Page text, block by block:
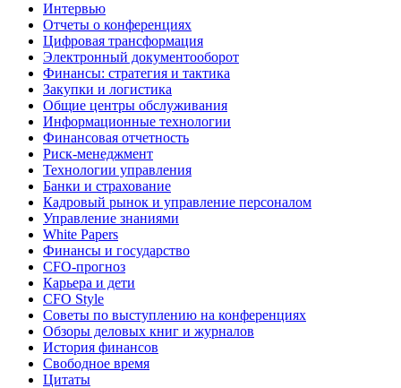
Интервью
Отчеты о конференциях
Цифровая трансформация
Электронный документооборот
Финансы: стратегия и тактика
Закупки и логистика
Общие центры обслуживания
Информационные технологии
Финансовая отчетность
Риск-менеджмент
Технологии управления
Банки и страхование
Кадровый рынок и управление персоналом
Управление знаниями
White Papers
Финансы и государство
CFO-прогноз
Карьера и дети
CFO Style
Советы по выступлению на конференциях
Обзоры деловых книг и журналов
История финансов
Свободное время
Цитаты